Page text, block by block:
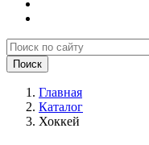
Поиск
Главная
Каталог
Хоккей